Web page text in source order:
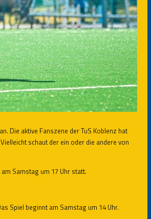
Die aktive Fanszene der TuS Koblenz hat
schaut der ein oder die andere von
Samstag um 17 Uhr statt.
Spiel beginnt am Samstag um 14 Uhr.